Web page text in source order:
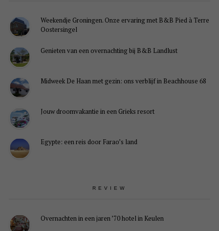
Weekendje Groningen. Onze ervaring met B&B Pied à Terre
Oostersingel
Genieten van een overnachting bij B&B Landlust
Midweek De Haan met gezin: ons verblijf in Beachhouse 68
Jouw droomvakantie in een Grieks resort
Egypte: een reis door Farao’s land
REVIEW
Overnachten in een jaren ’70 hotel in Keulen